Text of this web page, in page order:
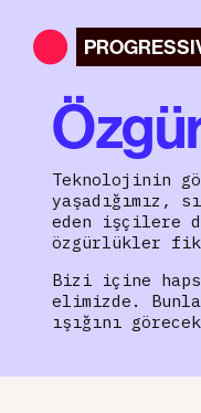
Teknolojinin
yaşadığımız,
eden işçilere
özgürlükler
Bizi içine
elimizde.
ışığını